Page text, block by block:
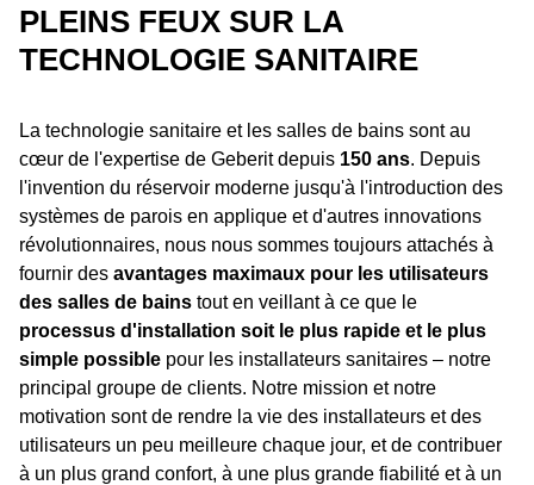
PLEINS FEUX SUR LA
TECHNOLOGIE SANITAIRE
La technologie sanitaire et les salles de bains sont au
cœur de l'expertise de Geberit depuis 150 ans. Depuis
l'invention du réservoir moderne jusqu'à l'introduction des
systèmes de parois en applique et d'autres innovations
révolutionnaires, nous nous sommes toujours attachés à
fournir des avantages maximaux pour les utilisateurs
des salles de bains tout en veillant à ce que le
processus d'installation soit le plus rapide et le plus
simple possible pour les installateurs sanitaires – notre
principal groupe de clients. Notre mission et notre
motivation sont de rendre la vie des installateurs et des
utilisateurs un peu meilleure chaque jour, et de contribuer
à un plus grand confort, à une plus grande fiabilité et à un